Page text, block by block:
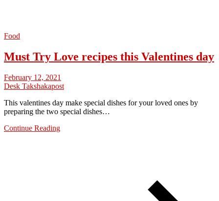
Food
Must Try Love recipes this Valentines day
February 12, 2021
Desk Takshakapost
This valentines day make special dishes for your loved ones by
preparing the two special dishes…
Continue Reading